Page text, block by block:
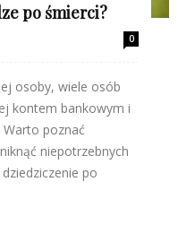
po śmierci?
0
osoby, wiele osób
kontem bankowym i
Warto poznać
niepotrzebnych
po